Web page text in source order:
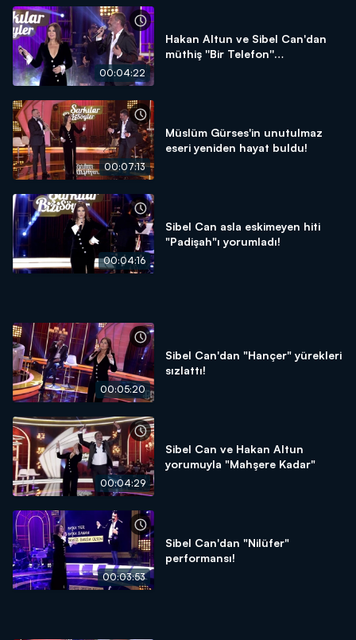
00:04:22
Hakan Altun ve Sibel Can'dan
müthiş ''Bir Telefon''
00:07:13
Müslüm Gürses'in unutulmaz
eseri yeniden hayat buldu!
00:04:16
Sibel Can asla eskimeyen hiti
"Padişah"ı yorumladı!
00:05:20
Sibel Can'dan "Hançer" yürekleri
sızlattı!
00:04:29
Sibel Can ve Hakan Altun
yorumuyla "Mahşere Kadar"
00:03:53
Sibel Can'dan "Nilüfer"
performansı!